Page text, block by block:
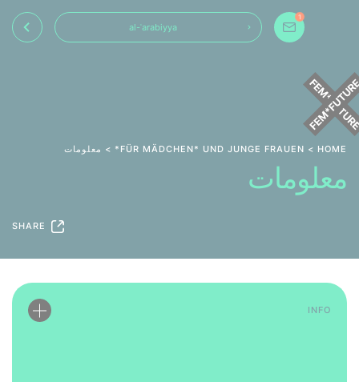
al-ʿarabiyya
1
HOME
>
FÜR MÄDCHEN* UND JUNGE FRAUEN* > معلومات
معلومات
SHARE
INFO